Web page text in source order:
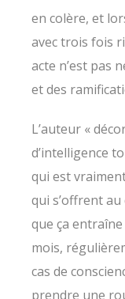
en colère, et
avec trois fois
acte n’est pas
et des
L’auteur «
d’intelligence
qui est
qui s’offrent au
que ça
mois,
cas de
prendre une